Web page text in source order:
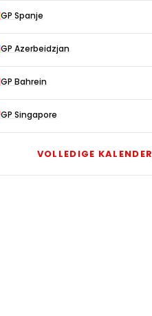
GP Spanje
GP Azerbeidzjan
GP Bahrein
GP Singapore
VOLLEDIGE KALENDER